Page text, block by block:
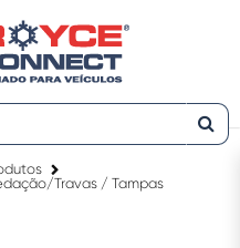
Travas / Tampas